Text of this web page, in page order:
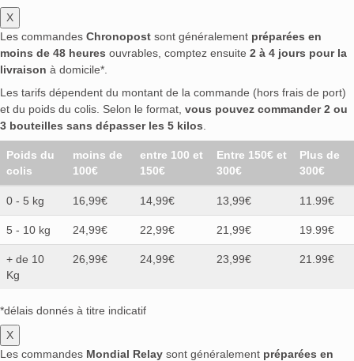
X
Les commandes Chronopost sont généralement préparées en
moins de 48 heures ouvrables, comptez ensuite 2 à 4 jours pour la
livraison à domicile*.
Les tarifs dépendent du montant de la commande (hors frais de port)
et du poids du colis. Selon le format, vous pouvez commander 2 ou
3 bouteilles sans dépasser les 5 kilos
Poids du
colis
moins de
100€
entre 100 et
150€
Entre 150€ et
300€
Plus de
300€
0 - 5 kg 16,99€ 14,99€ 13,99€ 11.99€
5 - 10 kg 24,99€ 22,99€ 21,99€ 19.99€
+ de 10
Kg
26,99€ 24,99€ 23,99€ 21.99€
*délais donnés à titre indicatif
X
Les commandes Mondial Relay sont généralement préparées en